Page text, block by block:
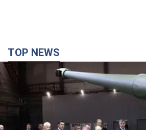
TOP NEWS